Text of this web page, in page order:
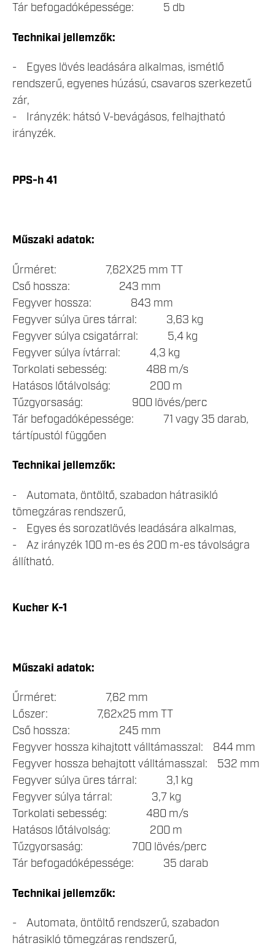
Tár befogadóképessége: 5 db
Technikai jellemzők:
- Egyes lövés leadására alkalmas, ismétlő
rendszerű, egyenes húzású, csavaros szerkezetű
zár,
- Irányzék: hátsó V-bevágásos, felhajtható
irányzék.
PPS-h 41
Műszaki adatok:
Űrméret: 7,62X25 mm TT
Cső hossza: 243 mm
Fegyver hossza: 843 mm
Fegyver súlya üres tárral: 3,63 kg
Fegyver súlya csigatárral: 5,4 kg
Fegyver súlya ívtárral: 4,3 kg
Torkolati sebesség: 488 m/s
Hatásos lőtálvolság: 200 m
Tűzgyorsaság: 900 lövés/perc
Tár befogadóképessége: 71 vagy 35 darab,
tártípustól függően
Technikai jellemzők:
- Automata, öntöltő, szabadon hátrasikló
tömegzáras rendszerű,
- Egyes és sorozatlövés leadására alkalmas,
- Az irányzék 100 m-es és 200 m-es távolságra
állítható.
Kucher K-1
Műszaki adatok:
Űrméret: 7,62 mm
Lőszer: 7,62x25 mm TT
Cső hossza: 245 mm
Fegyver hossza kihajtott válltámasszal: 844 mm
Fegyver hossza behajtott válltámasszal: 532 mm
Fegyver súlya üres tárral: 3,1 kg
Fegyver súlya tárral: 3,7 kg
Torkolati sebesség: 480 m/s
Hatásos lőtálvolság: 200 m
Tűzgyorsaság: 700 lövés/perc
Tár befogadóképessége: 35 darab
Technikai jellemzők:
- Automata, öntöltő rendszerű, szabadon
hátrasikló tömegzáras rendszerű,